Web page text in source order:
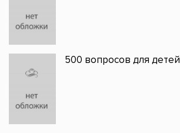
500 вопросов для детей